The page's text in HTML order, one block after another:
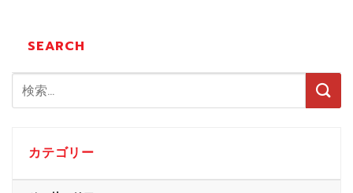
SEARCH
カテゴリー